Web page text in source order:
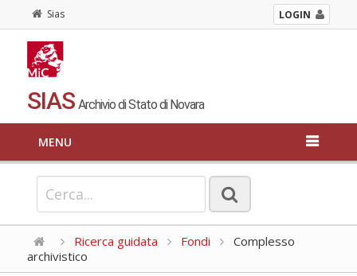
Sias LOGIN
SIAS Archivio di Stato di Novara
MENU
Ricerca guidata Fondi
Complesso
archivistico